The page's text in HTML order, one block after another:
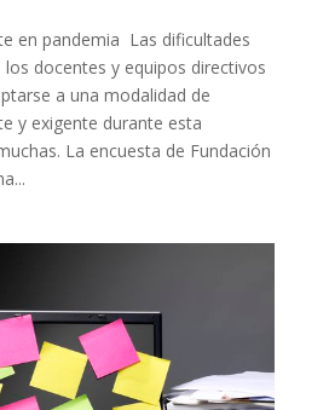
en pandemia Las dificultades
docentes y equipos directivos
a una modalidad de
y exigente durante esta
La encuesta de Fundación